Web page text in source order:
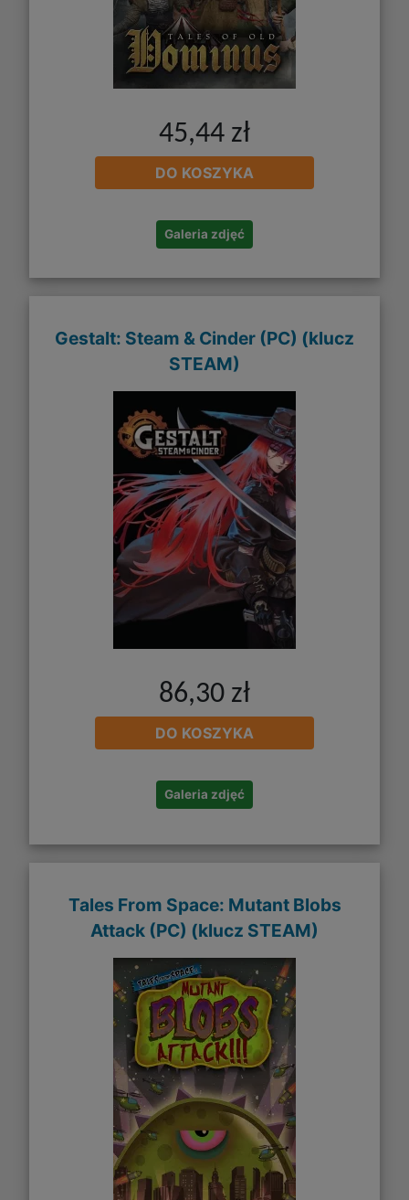
45,44 zł
DO KOSZYKA
Galeria zdjęć
Gestalt: Steam & Cinder (PC) (klucz
STEAM)
86,30 zł
DO KOSZYKA
Galeria zdjęć
Tales From Space: Mutant Blobs
Attack (PC) (klucz STEAM)